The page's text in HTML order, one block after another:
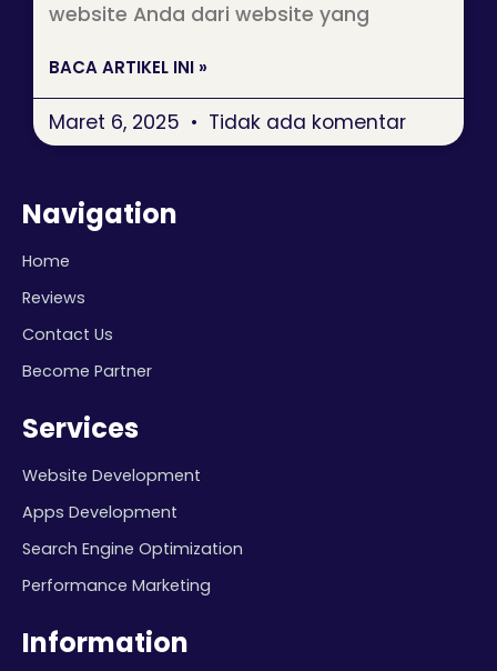
website Anda dari website yang
BACA ARTIKEL INI »
Maret 6, 2025 Tidak ada komentar
Navigation
Home
Reviews
Contact Us
Become Partner
Services
Website Development
Apps Development
Search Engine Optimization
Performance Marketing
Information